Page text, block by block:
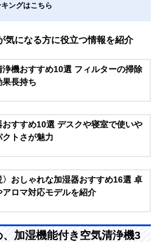
ングはこちら
気になる方に役立つ情報を紹介
浄機おすすめ10選 フィルターの掃除
果長持ち
おすすめ10選 デスクや寝室で使いや
トさが魅力
〉おしゃれな加湿器おすすめ16選 卓
アロマ対応モデルを紹介
加湿機能付き空気清浄機3